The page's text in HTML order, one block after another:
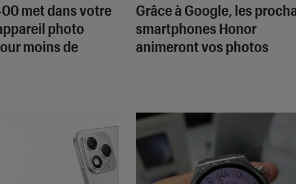
met dans votre
photo
moins de
Grâce à Google, les
smartphones Honor
animeront vos photos